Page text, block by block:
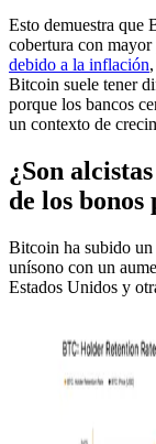
Esto demuestra que
cobertura con
debido a la inflación
Bitcoin suele tener
porque los bancos
un contexto de
¿Son
de los
Bitcoin ha subido un
unísono con un
Estados Unidos y